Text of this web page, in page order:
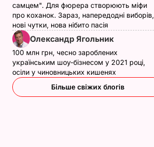
самцем". Для фюрера створюють міфи
про коханок. Зараз, напередодні виборів,
нові чутки, нова нібито пасія
Олександр Ягольник
100 млн грн, чесно зароблених
українським шоу-бізнесом у 2021 році,
осіли у чиновницьких кишенях
Більше свіжих блогів